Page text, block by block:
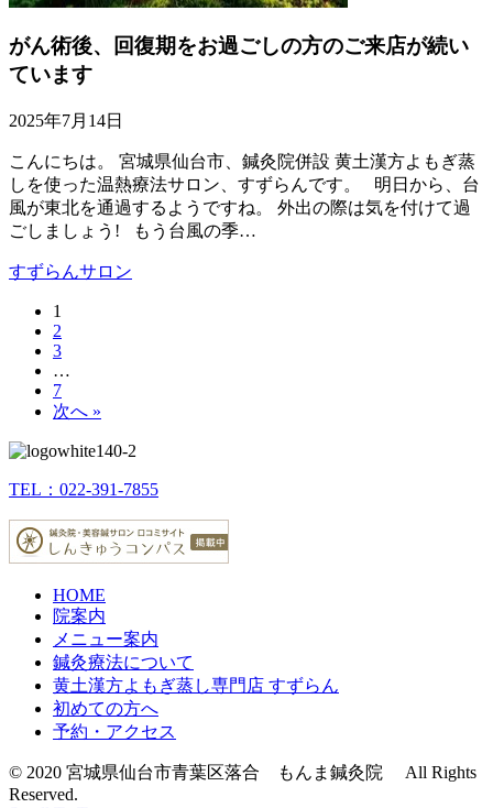
がん術後、回復期をお過ごしの方のご来店が続い
ています
2025年7月14日
こんにちは。 宮城県仙台市、鍼灸院併設 黄土漢方よもぎ蒸
しを使った温熱療法サロン、すずらんです。 明日から、台
風が東北を通過するようですね。 外出の際は気を付けて過
ごしましょう! もう台風の季…
すずらんサロン
1
2
3
…
7
次へ »
TEL：022-391-7855
HOME
院案内
メニュー案内
鍼灸療法について
黄土漢方よもぎ蒸し専門店 すずらん
初めての方へ
予約・アクセス
© 2020 宮城県仙台市青葉区落合 もんま鍼灸院 All Rights
Reserved.